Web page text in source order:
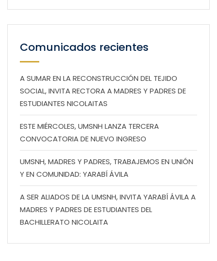
Comunicados recientes
A SUMAR EN LA RECONSTRUCCIÓN DEL TEJIDO
SOCIAL, INVITA RECTORA A MADRES Y PADRES DE
ESTUDIANTES NICOLAITAS
ESTE MIÉRCOLES, UMSNH LANZA TERCERA
CONVOCATORIA DE NUEVO INGRESO
UMSNH, MADRES Y PADRES, TRABAJEMOS EN UNIÓN
Y EN COMUNIDAD: YARABÍ ÁVILA
A SER ALIADOS DE LA UMSNH, INVITA YARABÍ ÁVILA A
MADRES Y PADRES DE ESTUDIANTES DEL
BACHILLERATO NICOLAITA